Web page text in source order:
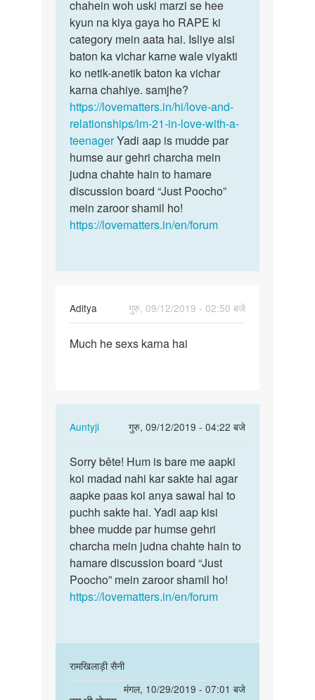
sal
ki
h
aaur…
by
krishan
bhee
nahi…
chahein woh uski marzi se hee
kyun na kiya gaya ho RAPE ki
category mein aata hai. Isliye aisi
baton ka vichar karne wale viyakti
ko netik-anetik baton ka vichar
karna chahiye. samjhe?
https://lovematters.in/hi/love-and-
relationships/im-21-in-love-with-a-
teenagerYadi aap is mudde par
humse aur gehri charcha mein
judna chahte hain to hamare
discussion board “Just Poocho”
mein zaroor shamil ho!
https://lovematters.in/en/forum
Aditya
गुरु, 09/12/2019 - 02:50 बजे
Much
Much he sexs karna hai
Auntyji
गुरु, 09/12/2019 - 04:22 बजे
In
to
Much
he
sexs
karna
hai
by
Aditya
Sorry
bête!
Hum
is
bare
me…
Sorry bête! Hum is bare me aapki
koi madad nahi kar sakte hai agar
aapke paas koi anya sawal hai to
puchh sakte hai. Yadi aap kisi
bhee mudde par humse gehri
charcha mein judna chahte hain to
hamare discussion board “Just
Poocho” mein zaroor shamil ho!
https://lovematters.in/en/forum
रामखिलाड़ी सैनी
मंगल, 10/29/2019 - 07:01 बजे
In
reply